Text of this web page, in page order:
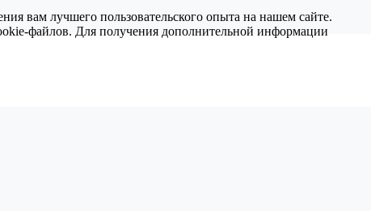
вам лучшего пользовательского опыта на нашем сайте.
файлов. Для получения дополнительной информации